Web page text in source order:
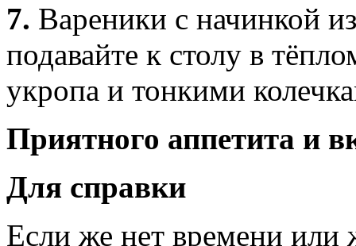
7. Вареники с начинкой
подавайте к столу в
укропа и тонкими
Приятного аппетита и
Для справки
Если же нет времени или